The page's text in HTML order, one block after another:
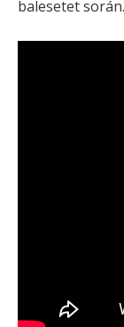
balesetet során.